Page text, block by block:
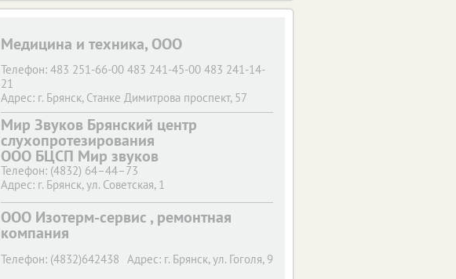
Медицина и техника, ООО
Телефон: 483 251-66-00 483 241-45-00 483 241-14-
21
Адрес: г. Брянск, Станке Димитрова проспект, 57
Телефон: 483 251-66-00 483 241-45-00 483 241-14-
21
Адрес: г. Брянск, Станке Димитрова проспект, 86а
Телефон: 483 251-66-00 483 241-45-00 483 241-14-
21
Адрес: г. Брянск, Харьковская, 2
Мир Звуков Брянский центр
слухопротезирования
ООО БЦСП Мир звуков
Телефон: (4832) 64–44–73
Адрес: г. Брянск, ул. Советская, 1
ООО Изотерм-сервис , ремонтная
компания
Телефон: (4832)642438 Адрес: г. Брянск, ул. Гоголя, 9